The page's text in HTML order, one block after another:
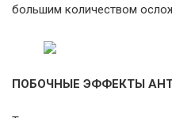
большим количеством
ПОБОЧНЫЕ ЭФФЕКТЫ